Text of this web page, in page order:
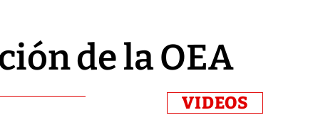
de la OEA
VIDEOS